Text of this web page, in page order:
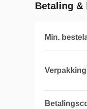
Betaling &
Min.